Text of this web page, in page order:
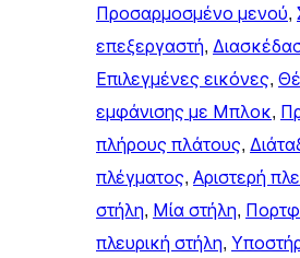
Προσαρμοσμένο μενού,
επεξεργαστή,
Επιλεγμένες εικόνες,
εμφάνισης με Μπλοκ,
πλήρους πλάτους,
πλέγματος, Αριστερή
στήλη, Μία στήλη,
πλευρική στήλη,